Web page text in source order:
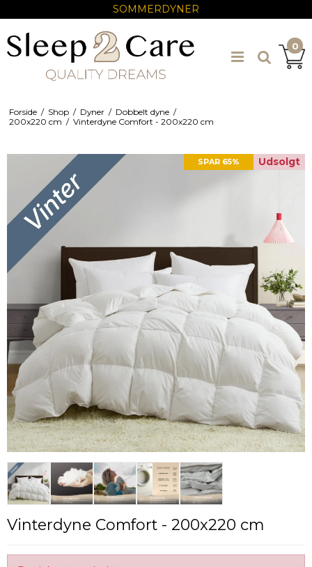
SOMMERDYNER
0
Forside / Shop / Dyner / Dobbelt dyne /
200x220 cm / Vinterdyne Comfort - 200x220 cm
SPAR 65% Udsolgt
Vinterdyne Comfort - 200x220 cm